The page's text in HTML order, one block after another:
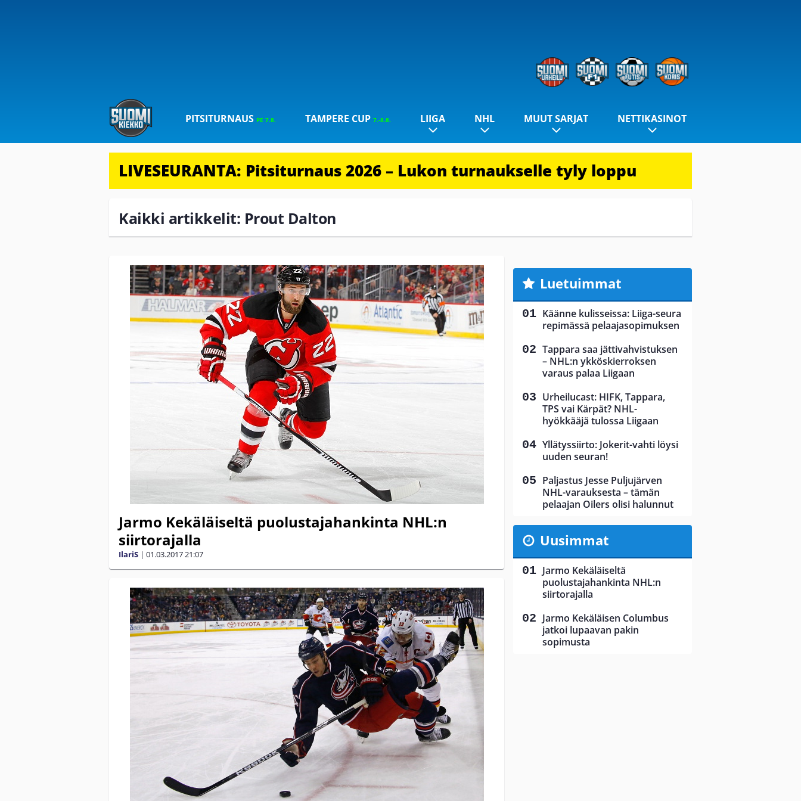
PITSITURNAUS PE 7.8. TAMPERE CUP 7.-8.8. LIIGA NHL MUUT SARJAT NETTIKASINOT
LIVESEURANTA: Pitsiturnaus 2026 – Lukon turnaukselle tyly loppu
Kaikki artikkelit: Prout Dalton
Jarmo Kekäläiseltä puolustajahankinta NHL:n
siirtorajalla
IlariS | 01.03.201721:07
Luetuimmat
Käänne kulisseissa: Liiga-seura
repimässä pelaajasopimuksen
Tappara saa jättivahvistuksen
– NHL:n ykköskierroksen
varaus palaa Liigaan
Urheilucast: HIFK, Tappara,
TPS vai Kärpät? NHL-
hyökkääjä tulossa Liigaan
Yllätyssiirto: Jokerit-vahti löysi
uuden seuran!
Paljastus Jesse Puljujärven
NHL-varauksesta – tämän
pelaajan Oilers olisi halunnut
Uusimmat
Jarmo Kekäläiseltä
puolustajahankinta NHL:n
siirtorajalla
Jarmo Kekäläisen Columbus
jatkoi lupaavan pakin
sopimusta